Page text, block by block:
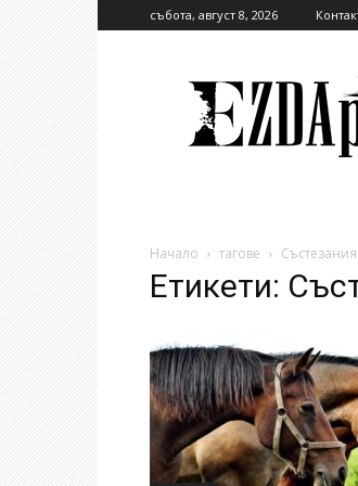
събота, август 8, 2026
Начало тагове
Етикети: